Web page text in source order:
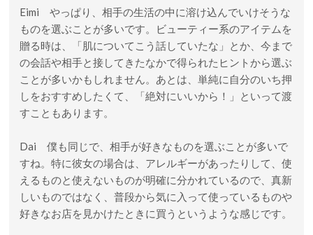
Eimi やっぱり、相手の生活の中に溶け込んでいけそうな
ものを選ぶことが多いです。ビューティー系のアイテムを
贈る時は、「肌についてこう話していたな」とか、今まで
の会話や相手と接してきたなかで得られたヒントから選ぶ
ことが多いかもしれません。あとは、単純に自分のいち押
しをおすすめしたくて、「絶対にいいから！」といって渡
すこともあります。
Dai 僕も同じで、相手が好きなものを選ぶことが多いで
すね。特に彼女の場合は、アレルギーがあったりして、使
えるものと使えないものが明確に分かれているので、真新
しいものではなく、普段から気に入って使っているものや
好きなお店を見かけたときに買うというような感じです。